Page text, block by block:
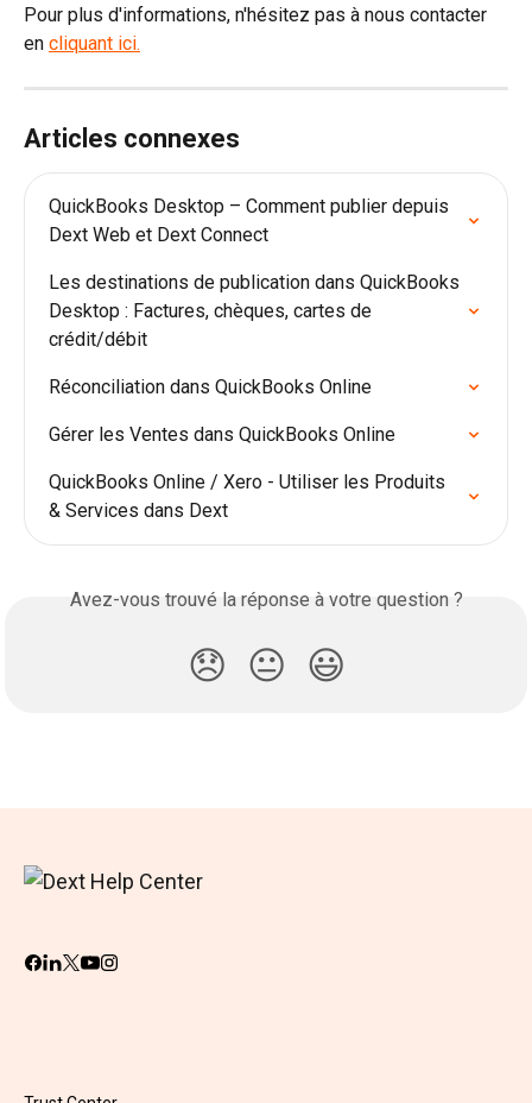
Pour plus d'informations, n'hésitez pas à nous contacter
en cliquant ici.
Articles connexes
QuickBooks Desktop – Comment publier depuis
Dext Web et Dext Connect
Les destinations de publication dans QuickBooks
Desktop : Factures, chèques, cartes de
crédit/débit
Réconciliation dans QuickBooks Online
Gérer les Ventes dans QuickBooks Online
QuickBooks Online / Xero - Utiliser les Produits
& Services dans Dext
Avez-vous trouvé la réponse à votre question ?
😞 😐 😃